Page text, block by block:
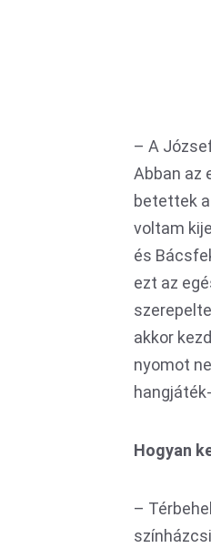
– A
Abban az
betettek
voltam
és
ezt az
akkor
nyomot
Hogyan
–